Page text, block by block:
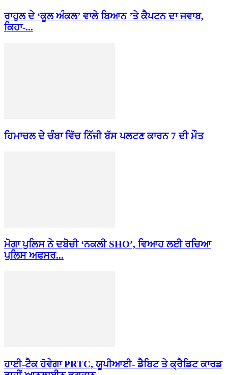
ਰਾਹੁਲ ਦੇ ‘ਕੂਲ ਅੰਕਲ’ ਵਾਲੇ ਬਿਆਨ ’ਤੇ ਕੈਪਟਨ ਦਾ ਜਵਾਬ,
ਕਿਹਾ-...
ਹਿਮਾਚਲ ਦੇ ਚੰਬਾ ਵਿੱਚ ਨਿੱਜੀ ਬੱਸ ਪਲਟਣ ਕਾਰਨ 7 ਦੀ ਮੌਤ
ਮੋਗਾ ਪੁਲਿਸ ਨੇ ਦਬੋਚੀ ‘ਨਕਲੀ SHO’, ਵਿਆਹ ਲਈ ਰਚਿਆ
ਪੁਲਿਸ ਅਫਸਰ...
ਹਾਈ-ਟੈਕ ਹੋਵੇਗਾ PRTC, ਯੂਪੀਆਈ- ਡੈਬਿਟ ਤੇ ਕ੍ਰੈਡਿਟ ਕਾਰਡ